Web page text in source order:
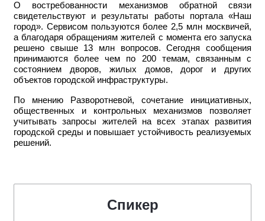
О востребованности механизмов обратной связи
свидетельствуют и результаты работы портала «Наш
город». Сервисом пользуются более 2,5 млн москвичей,
а благодаря обращениям жителей с момента его запуска
решено свыше 13 млн вопросов. Сегодня сообщения
принимаются более чем по 200 темам, связанным с
состоянием дворов, жилых домов, дорог и других
объектов городской инфраструктуры.
По мнению Разворотневой, сочетание инициативных,
общественных и контрольных механизмов позволяет
учитывать запросы жителей на всех этапах развития
городской среды и повышает устойчивость реализуемых
решений.
Спикер